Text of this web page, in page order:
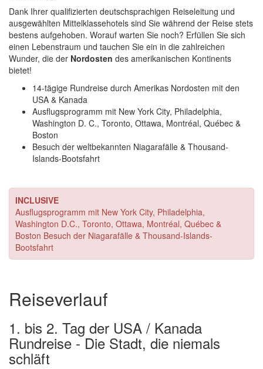
Dank Ihrer qualifizierten deutschsprachigen Reiseleitung und
ausgewählten Mittelklassehotels sind Sie während der Reise stets
bestens aufgehoben. Worauf warten Sie noch? Erfüllen Sie sich
einen Lebenstraum und tauchen Sie ein in die zahlreichen
Wunder, die der Nordosten des amerikanischen Kontinents
bietet!
14-tägige Rundreise durch Amerikas Nordosten mit den
USA & Kanada
Ausflugsprogramm mit New York City, Philadelphia,
Washington D. C., Toronto, Ottawa, Montréal, Québec &
Boston
Besuch der weltbekannten Niagarafälle & Thousand-
Islands-Bootsfahrt
INCLUSIVE
Ausflugsprogramm mit New York City, Philadelphia,
Washington D.C., Toronto, Ottawa, Montréal, Québec &
Boston Besuch der Niagarafälle & Thousand-Islands-
Bootsfahrt
Reiseverlauf
1. bis 2. Tag der USA / Kanada
Rundreise - Die Stadt, die niemals
schläft